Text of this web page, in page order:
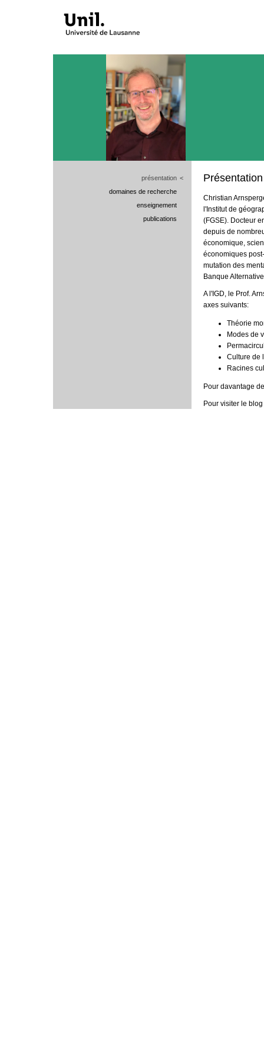
présentation
domaines de recherche
enseignement
publications
< Présentation
Christian
l'Institut de
(FGSE). Docteur
depuis de
économique,
économiques
mutation des
Banque
A l'IGD, le Prof.
axes suivants:
Théorie
Modes de
Culture de
Racines
Pour davantage
Pour visiter le